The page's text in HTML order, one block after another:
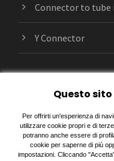
Connector to
Y Connector
COPYRIGHT ©
Questo
Per offrirti un'esperienza di
utilizzare cookie propri e di
potranno anche essere di
cookie per saperne di più
impostazioni. Cliccando